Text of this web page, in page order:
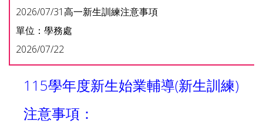
2026/07/31高一新生訓練注意事項
單位：學務處
2026/07/22
115學年度新生始業輔導(新生訓練)
注意事項：